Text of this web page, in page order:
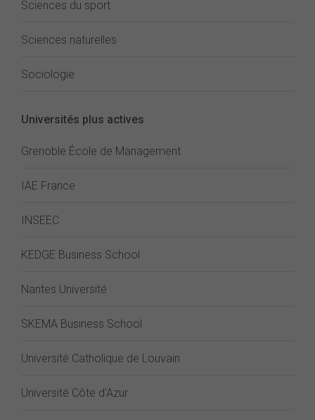
Sciences du sport
Sciences naturelles
Sociologie
Universités plus actives
Grenoble École de Management
IAE France
INSEEC
KEDGE Business School
Nantes Université
SKEMA Business School
Université Catholique de Louvain
Université Côte d'Azur